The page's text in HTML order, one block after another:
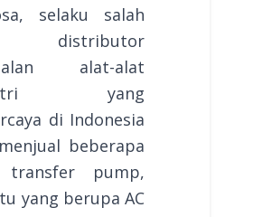
selaku salah
distributor
alat-alat
yang
di Indonesia
beberapa
transfer pump,
yang berupa AC